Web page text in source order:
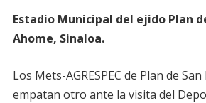
Estadio Municipal del ejido Plan
Ahome, Sinaloa.
Los Mets-AGRESPEC de Plan de
empatan otro ante la visita del